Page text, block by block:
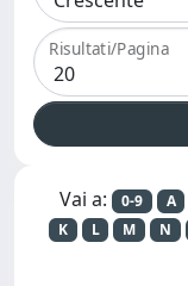
Risultati/Pagina
Vai a: 0-9 A
K
L M N